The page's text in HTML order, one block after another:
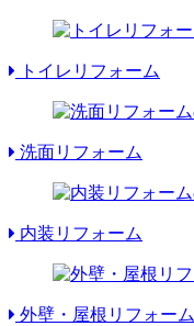
トイレリフォーム
洗面リフォーム
内装リフォーム
外壁・屋根リフォーム